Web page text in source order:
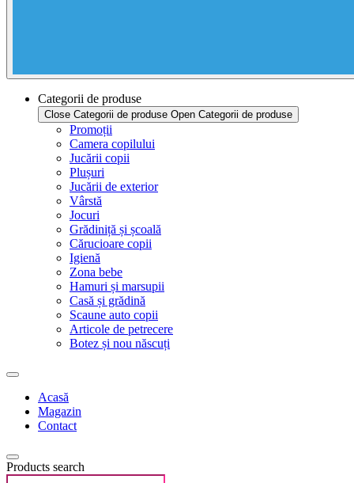
Categorii de produse
Close Categorii de produse Open Categorii de produse
Promoții
Camera copilului
Jucării copii
Plușuri
Jucării de exterior
Vârstă
Jocuri
Grădiniță și școală
Cărucioare copii
Igienă
Zona bebe
Hamuri și marsupii
Casă și grădină
Scaune auto copii
Articole de petrecere
Botez și nou născuți
Acasă
Magazin
Contact
Products search